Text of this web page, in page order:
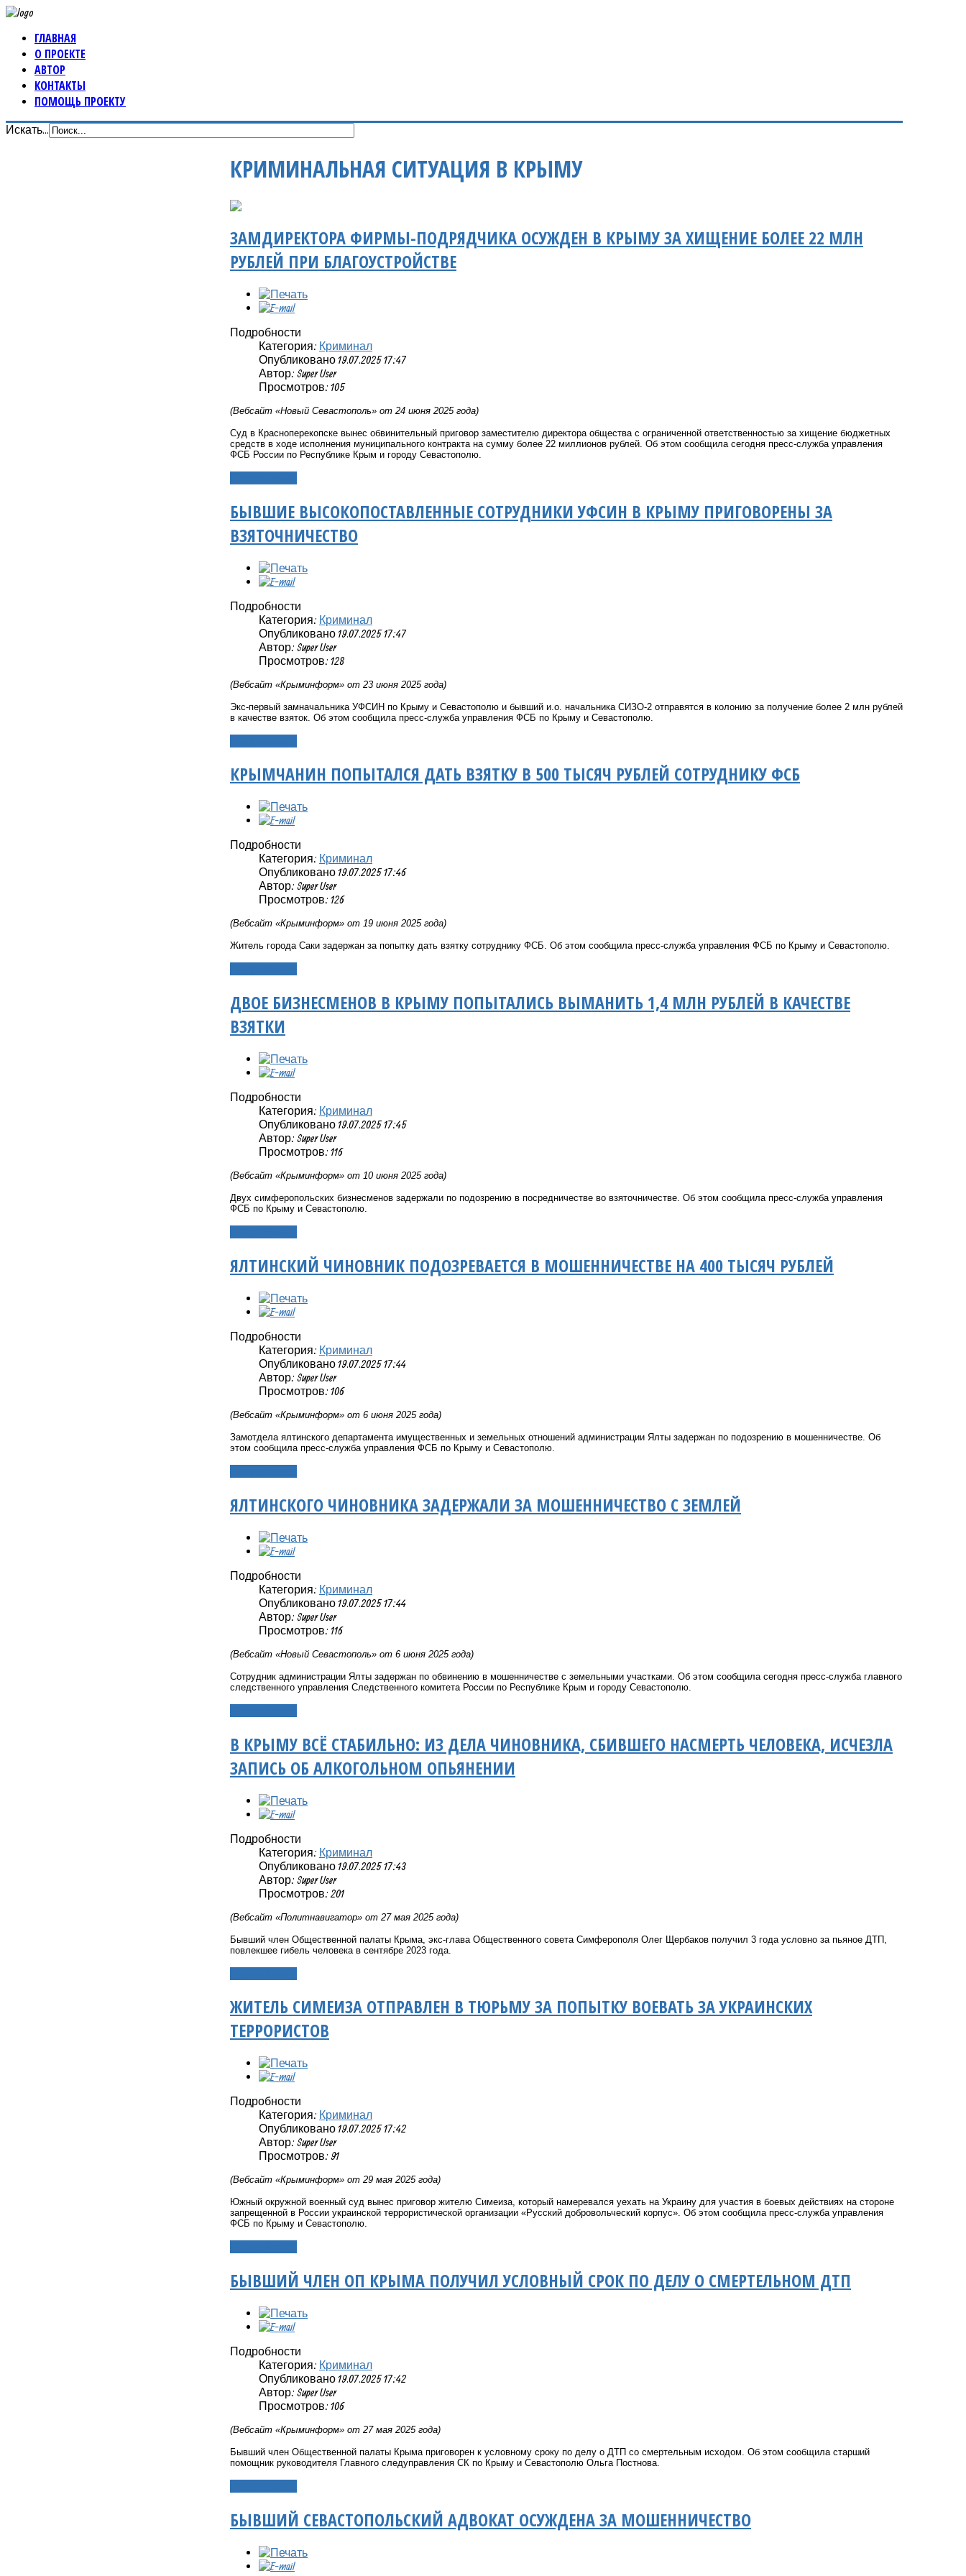
ГЛАВНАЯ
О ПРОЕКТЕ
АВТОР
КОНТАКТЫ
ПОМОЩЬ ПРОЕКТУ
Искать...
КРИМИНАЛЬНАЯ СИТУАЦИЯ В КРЫМУ
ЗАМДИРЕКТОРА ФИРМЫ-ПОДРЯДЧИКА ОСУЖДЕН В КРЫМУ ЗА ХИЩЕНИЕ БОЛЕЕ 22 МЛН
РУБЛЕЙ ПРИ БЛАГОУСТРОЙСТВЕ
Подробности
Категория: Криминал
Опубликовано 19.07.2025 17:47
Автор: Super User
Просмотров: 105
(Вебсайт «Новый Севастополь» от 24 июня 2025 года)
Суд в Красноперекопске вынес обвинительный приговор заместителю директора общества с ограниченной ответственностью за хищение бюджетных
средств в ходе исполнения муниципального контракта на сумму более 22 миллионов рублей. Об этом сообщила сегодня пресс-служба управления
ФСБ России по Республике Крым и городу Севастополю.
БЫВШИЕ ВЫСОКОПОСТАВЛЕННЫЕ СОТРУДНИКИ УФСИН В КРЫМУ ПРИГОВОРЕНЫ ЗА
ВЗЯТОЧНИЧЕСТВО
Подробности
Категория: Криминал
Опубликовано 19.07.2025 17:47
Автор: Super User
Просмотров: 128
(Вебсайт «Крыминформ» от 23 июня 2025 года)
Экс-первый замначальника УФСИН по Крыму и Севастополю и бывший и.о. начальника СИЗО-2 отправятся в колонию за получение более 2 млн рублей
в качестве взяток. Об этом сообщила пресс-служба управления ФСБ по Крыму и Севастополю.
КРЫМЧАНИН ПОПЫТАЛСЯ ДАТЬ ВЗЯТКУ В 500 ТЫСЯЧ РУБЛЕЙ СОТРУДНИКУ ФСБ
Подробности
Категория: Криминал
Опубликовано 19.07.2025 17:46
Автор: Super User
Просмотров: 126
(Вебсайт «Крыминформ» от 19 июня 2025 года)
Житель города Саки задержан за попытку дать взятку сотруднику ФСБ. Об этом сообщила пресс-служба управления ФСБ по Крыму и Севастополю.
ДВОЕ БИЗНЕСМЕНОВ В КРЫМУ ПОПЫТАЛИСЬ ВЫМАНИТЬ 1,4 МЛН РУБЛЕЙ В КАЧЕСТВЕ
ВЗЯТКИ
Подробности
Категория: Криминал
Опубликовано 19.07.2025 17:45
Автор: Super User
Просмотров: 116
(Вебсайт «Крыминформ» от 10 июня 2025 года)
Двух симферопольских бизнесменов задержали по подозрению в посредничестве во взяточничестве. Об этом сообщила пресс-служба управления
ФСБ по Крыму и Севастополю.
ЯЛТИНСКИЙ ЧИНОВНИК ПОДОЗРЕВАЕТСЯ В МОШЕННИЧЕСТВЕ НА 400 ТЫСЯЧ РУБЛЕЙ
Подробности
Категория: Криминал
Опубликовано 19.07.2025 17:44
Автор: Super User
Просмотров: 106
(Вебсайт «Крыминформ» от 6 июня 2025 года)
Замотдела ялтинского департамента имущественных и земельных отношений администрации Ялты задержан по подозрению в мошенничестве. Об
этом сообщила пресс-служба управления ФСБ по Крыму и Севастополю.
ЯЛТИНСКОГО ЧИНОВНИКА ЗАДЕРЖАЛИ ЗА МОШЕННИЧЕСТВО С ЗЕМЛЕЙ
Подробности
Категория: Криминал
Опубликовано 19.07.2025 17:44
Автор: Super User
Просмотров: 116
(Вебсайт «Новый Севастополь» от 6 июня 2025 года)
Сотрудник администрации Ялты задержан по обвинению в мошенничестве с земельными участками. Об этом сообщила сегодня пресс-служба главного
следственного управления Следственного комитета России по Республике Крым и городу Севастополю.
В КРЫМУ ВСЁ СТАБИЛЬНО: ИЗ ДЕЛА ЧИНОВНИКА, СБИВШЕГО НАСМЕРТЬ ЧЕЛОВЕКА, ИСЧЕЗЛА
ЗАПИСЬ ОБ АЛКОГОЛЬНОМ ОПЬЯНЕНИИ
Подробности
Категория: Криминал
Опубликовано 19.07.2025 17:43
Автор: Super User
Просмотров: 201
(Вебсайт «Политнавигатор» от 27 мая 2025 года)
Бывший член Общественной палаты Крыма , экс-глава Общественного совета Симферополя Олег Щербаков получил 3 года условно за пьяное ДТП,
повлекшее гибель человека в сентябре 2023 года.
ЖИТЕЛЬ СИМЕИЗА ОТПРАВЛЕН В ТЮРЬМУ ЗА ПОПЫТКУ ВОЕВАТЬ ЗА УКРАИНСКИХ
ТЕРРОРИСТОВ
Подробности
Категория: Криминал
Опубликовано 19.07.2025 17:42
Автор: Super User
Просмотров: 91
(Вебсайт «Крыминформ» от 29 мая 2025 года)
Южный окружной военный суд вынес приговор жителю Симеиза, который намеревался уехать на Украину для участия в боевых действиях на стороне
запрещенной в России украинской террористической организации «Русский добровольческий корпус». Об этом сообщила пресс-служба управления
ФСБ по Крыму и Севастополю.
БЫВШИЙ ЧЛЕН ОП КРЫМА ПОЛУЧИЛ УСЛОВНЫЙ СРОК ПО ДЕЛУ О СМЕРТЕЛЬНОМ ДТП
Подробности
Категория: Криминал
Опубликовано 19.07.2025 17:42
Автор: Super User
Просмотров: 106
(Вебсайт «Крыминформ» от 27 мая 2025 года)
Бывший член Общественной палаты Крыма приговорен к условному сроку по делу о ДТП со смертельным исходом. Об этом сообщила старший
помощник руководителя Главного следуправления СК по Крыму и Севастополю Ольга Постнова.
БЫВШИЙ СЕВАСТОПОЛЬСКИЙ АДВОКАТ ОСУЖДЕНА ЗА МОШЕННИЧЕСТВО